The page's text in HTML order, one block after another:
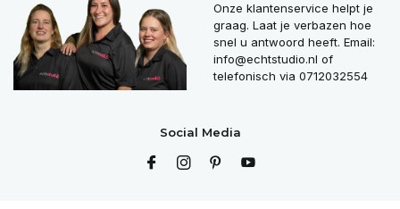
Onze klantenservice helpt je
graag. Laat je verbazen hoe
snel u antwoord heeft. Email:
info@echtstudio.nl of
telefonisch via 0712032554
Social Media